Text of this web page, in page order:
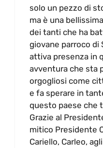
solo un pezzo di
ma è una
dei tanti che ha
giovane parroco di
attiva presenza in
avventura che sta
orgogliosi come
e fa sperare in
questo paese che
Grazie al
mitico Presidente
Cariello, Carleo,